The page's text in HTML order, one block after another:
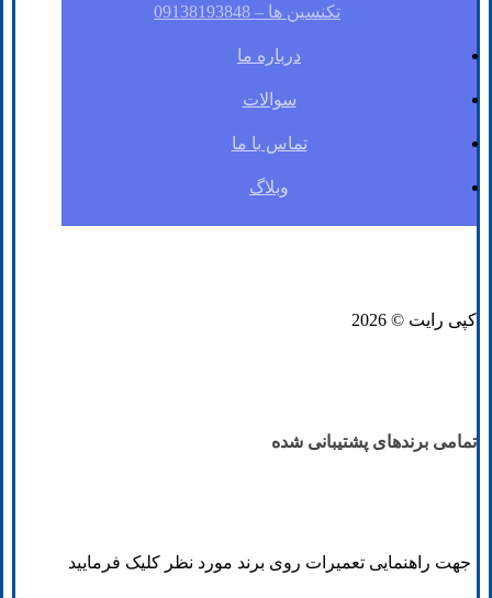
تکنسین ها – 09138193848
درباره ما
سوالات
تماس با ما
وبلاگ
کپی رایت © 2026
تمامی برند‌های پشتیبانی شده
جهت راهنمایی تعمیرات روی برند مورد نظر کلیک فرمایید